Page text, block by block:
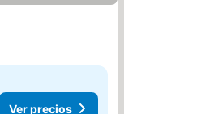
Ver precios